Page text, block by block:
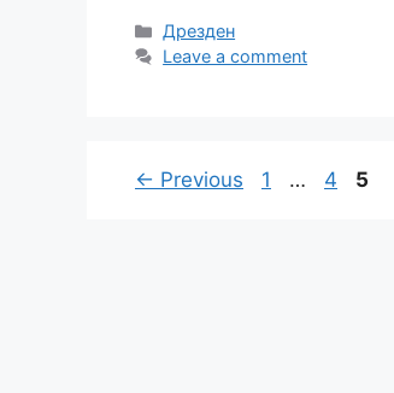
Categories
Дрезден
Leave a comment
← Previous Page
1 … Page
4 Page
5